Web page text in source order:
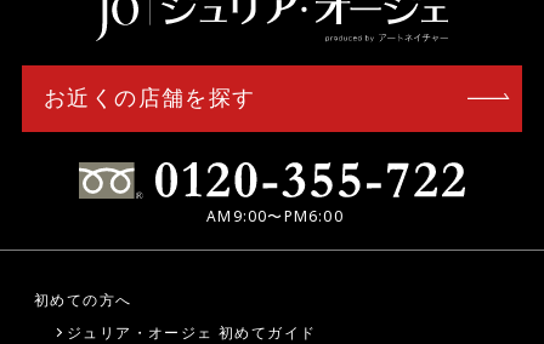
初めての方へ
ジュリア・オージェ 初めてガイド
お近くの店舗を探す
AM9:00〜PM6:00